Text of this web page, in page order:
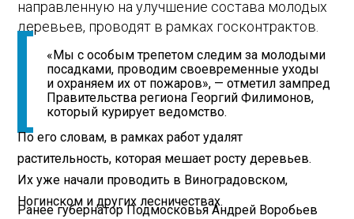
направленную на улучшение состава молодых
деревьев, проводят в рамках госконтрактов.
«Мы с особым трепетом следим за молодыми
посадками, проводим своевременные уходы
и охраняем их от пожаров», — отметил зампред
Правительства региона Георгий Филимонов,
который курирует ведомство.
По его словам, в рамках работ удалят
растительность, которая мешает росту деревьев.
Их уже начали проводить в Виноградовском,
Ногинском и других лесничествах.
Ранее губернатор Подмосковья Андрей Воробьев